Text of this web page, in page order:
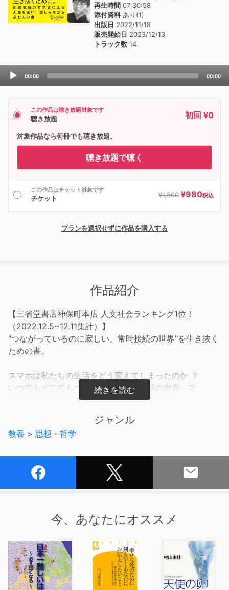
再生時間 07:30:58
添付資料あり(1)
出版日 2022/11/18
販売開始日 2023/12/13
トラック数 14
Audio
00:00 00:00
この作品は聴き放題対象です
聴き放題 初回 ¥0
対象作品なら何冊でも聴き放題。
聴き放題で聴く
この作品はチケット対象です
チケット ¥1,500 ¥980税込
プランを選択せずに作品を購入する
作品紹介
【三省堂書店神保町本店 人文社会ランキング1位！
（2022.12.5~12.11集計）】
"つながっているのに寂しい、常時接続の世界"を生き抜く
ための書。
スマホは私たちの生活をどう変えてしまったのか ？
いつでもどこでもつながれる「常時接続の世界」で、
私たちはどう生きるべきか ？
ニーチェ、オルテガ、ハンナ・アーレント、パスカル、村
上春樹、エヴァetc……
屈、寂しさを埋めようとしている。
そうして情報の濁流に身を置きながら、私たちが夢中にな
っているのは果たして、世界か、他者か、それとも自分自
身か。
そこで見えてくるのは、寂しさに振り回されて他者への関
ジャンル
教養 > 思想・哲学
今、あなたにオススメ